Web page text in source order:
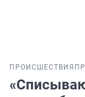
ПРОИСШЕСТВИЯ